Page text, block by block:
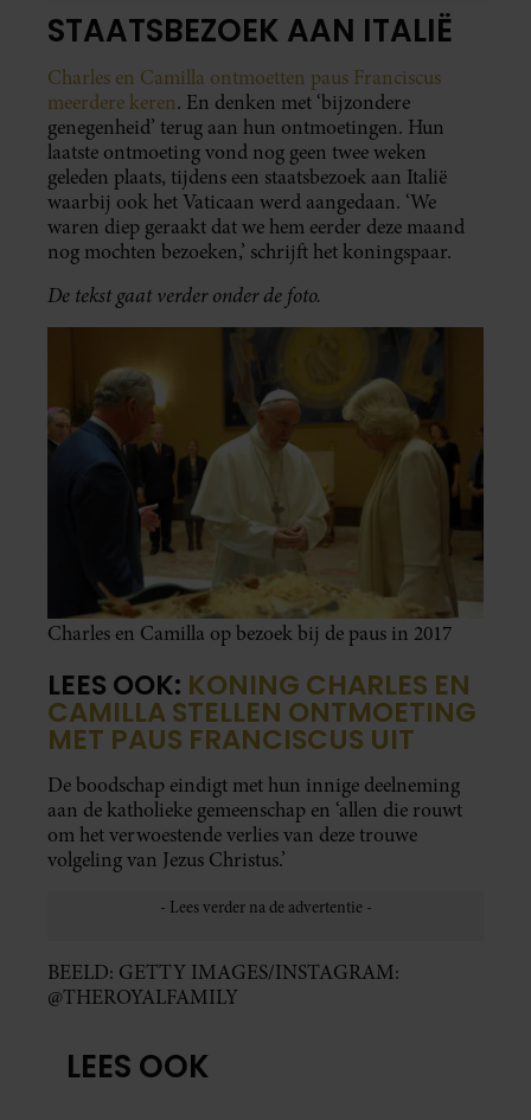
STAATSBEZOEK AAN ITALIË
Charles en Camilla ontmoetten paus Franciscus
meerdere keren. En denken met ‘bijzondere
genegenheid’ terug aan hun ontmoetingen. Hun
laatste ontmoeting vond nog geen twee weken
geleden plaats, tijdens een staatsbezoek aan Italië
waarbij ook het Vaticaan werd aangedaan. ‘We
waren diep geraakt dat we hem eerder deze maand
nog mochten bezoeken,’ schrijft het koningspaar.
De tekst gaat verder onder de foto.
Charles en Camilla op bezoek bij de paus in 2017
LEES OOK: KONING CHARLES EN
CAMILLA STELLEN ONTMOETING
MET PAUS FRANCISCUS UIT
De boodschap eindigt met hun innige deelneming
aan de katholieke gemeenschap en ‘allen die rouwt
om het verwoestende verlies van deze trouwe
volgeling van Jezus Christus.’
BEELD: GETTY IMAGES/INSTAGRAM:
@THEROYALFAMILY
LEES OOK